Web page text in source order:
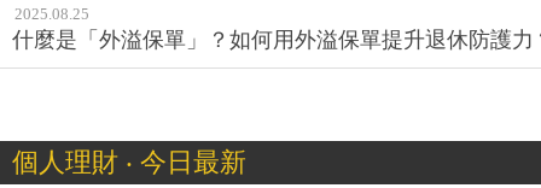
2025.08.25
什麼是「外溢保單」？如何用外溢保單提升退休防護力
個人理財 ‧ 今日最新